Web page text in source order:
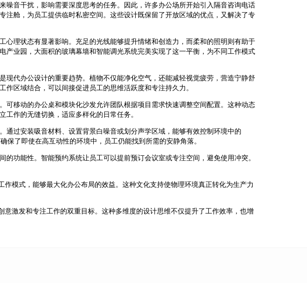
噪音干扰，影响需要深度思考的任务。因此，许多办公场所开始引入隔音咨询电话
注舱，为员工提供临时私密空间。这些设计既保留了开放区域的优点，又解决了专
心理状态有显著影响。充足的光线能够提升情绪和创造力，而柔和的照明则有助于
产业园，大面积的玻璃幕墙和智能调光系统完美实现了这一平衡，为不同工作模式
现代办公设计的重要趋势。植物不仅能净化空气，还能减轻视觉疲劳，营造宁静舒
作区域结合，可以间接促进员工的思维活跃度和专注持久力。
可移动的办公桌和模块化沙发允许团队根据项目需求快速调整空间配置。这种动态
工作的无缝切换，适应多样化的日常任务。
通过安装吸音材料、设置背景白噪音或划分声学区域，能够有效控制环境中的
保了即使在高互动性的环境中，员工仍能找到所需的安静角落。
的功能性。智能预约系统让员工可以提前预订会议室或专注空间，避免使用冲突。
模式，能够最大化办公布局的效益。这种文化支持使物理环境真正转化为生产力
激发和专注工作的双重目标。这种多维度的设计思维不仅提升了工作效率，也增